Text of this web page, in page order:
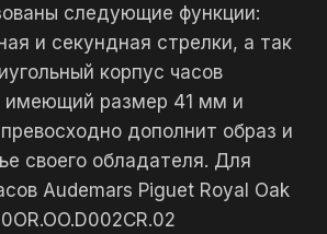
следующие функции:
и секундная стрелки, а так
корпус часов
имеющий размер 41 мм и
дополнит образ и
своего обладателя. Для
Audemars Piguet Royal Oak